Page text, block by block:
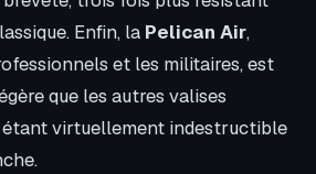
Enfin, la Pelican Air,
et les militaires, est
que les autres valises
virtuellement indestructible